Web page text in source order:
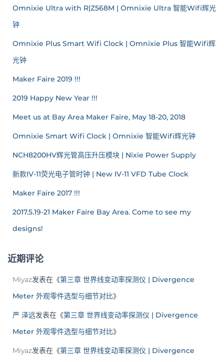
Omnixie Ultra with R|Z568M | Omnixie Ultra 智能Wifi辉光
钟
Omnixie Plus Smart Wifi Clock | Omnixie Plus 智能Wifi辉
光钟
Maker Faire 2019 !!!
2019 Happy New Year !!!
Meet us at Bay Area Maker Faire, May 18-20, 2018
Omnixie Smart Wifi Clock | Omnixie 智能Wifi辉光钟
NCH8200HV辉光管高压升压模块 | Nixie Power Supply
新款IV-11荧光电子管时钟 | New IV-11 VFD Tube Clock
Maker Faire 2017 !!!
2017.5.19-21 Maker Faire Bay Area. Come to see my
designs!
近期评论
Miyaz发表在《第三章 世界线变动率探测仪 | Divergence
Meter 外观零件选型与细节对比》
严 泽远发表在《第三章 世界线变动率探测仪 | Divergence
Meter 外观零件选型与细节对比》
Miyaz发表在《第三章 世界线变动率探测仪 | Divergence